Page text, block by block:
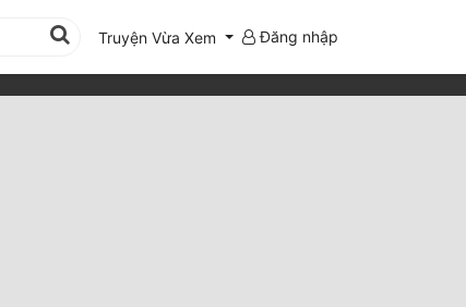
Truyện Vừa Xem Đăng nhập